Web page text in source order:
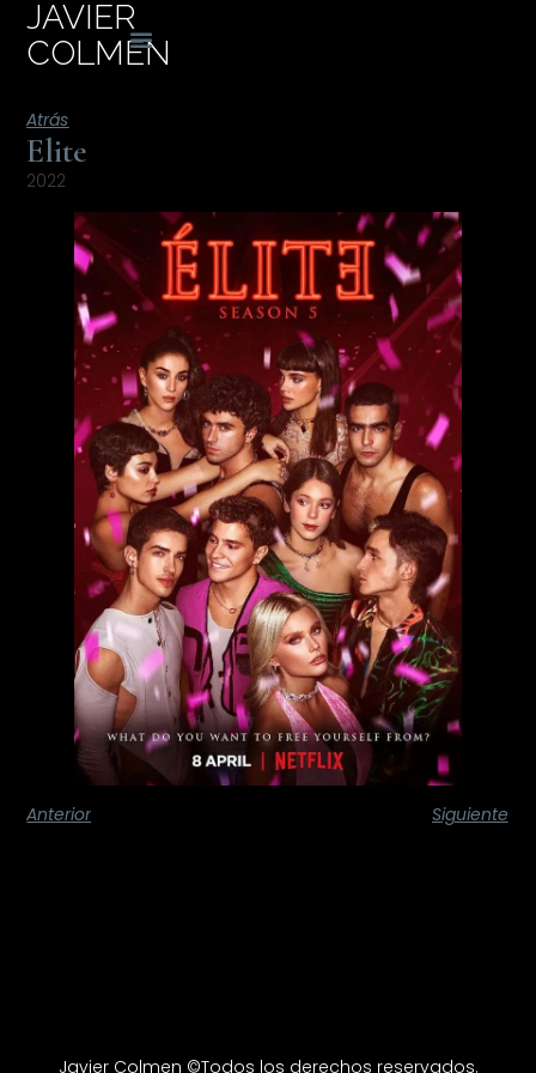
JAVIER
COLMEN
Atrás
Elite
2022
Anterior Siguiente
Javier Colmen ©Todos los derechos reservados.